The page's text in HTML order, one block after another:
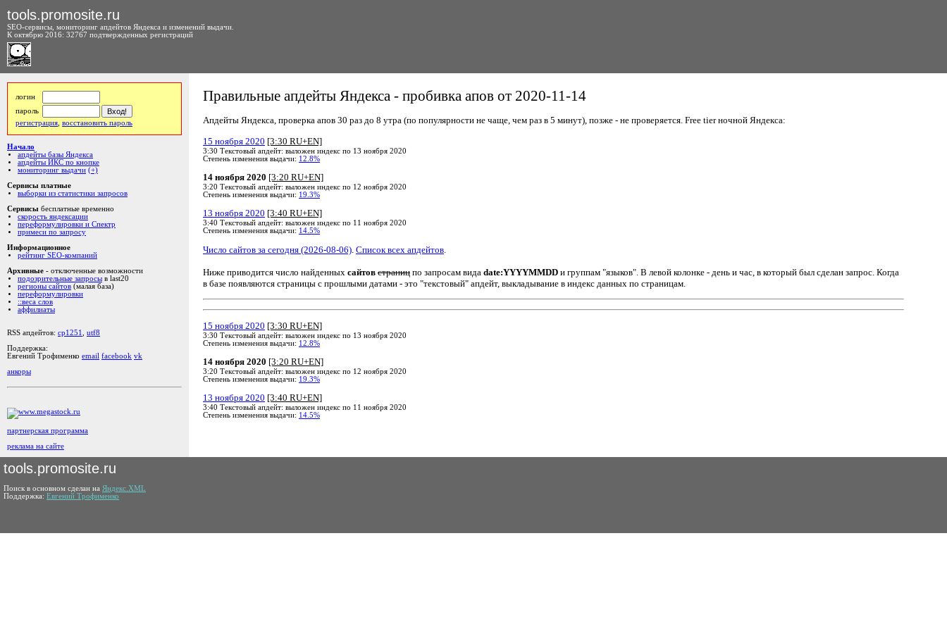
tools.promosite.ru
SEO-сервисы, мониторинг апдейтов Яндекса и изменений выдачи.
К октябрю 2016: 32767 подтвержденных регистраций
логин
пароль
регистрация восстановить пароль
Начало
апдейты базы Яндекса
апдейты ИКС по кнопке
мониторинг выдачи (+)
Сервисы платные
выборки из статистики запросов
Сервисы бесплатные временно
скорость яндексации
переформулировки и Спектр
примеси по запросу
Информационное
рейтинг SEO-компаний
Архивные - отключенные возможности
подозрительные запросы в last20
регионы сайтов (малая база)
переформулировки
::веса слов
аффилиаты
RSS апдейтов: cp1251
utf8
Поддержка:
Евгений Трофименко email facebook vk
анкоры
партнерская программа
реклама на сайте
Правильные апдейты Яндекса - пробивка апов от 2020-11-14
Апдейты Яндекса, проверка апов 30 раз до 8 утра (по популярности не чаще, чем раз в 5 минут), позже - не проверяется. Free tier ночной Яндекса:
15 ноября 2020 [3:30 RU+EN]
3:30 Текстовый апдейт: выложен индекс по 13 ноября 2020
Степень изменения выдачи: 12.8%
14 ноября 2020 [3:20 RU+EN]
3:20 Текстовый апдейт: выложен индекс по 12 ноября 2020
Степень изменения выдачи: 19.3%
13 ноября 2020 [3:40 RU+EN]
3:40 Текстовый апдейт: выложен индекс по 11 ноября 2020
Степень изменения выдачи: 14.5%
Число сайтов за сегодня (2026-08-06) Список всех апдейтов
Ниже приводится число найденных сайтов страниц по запросам вида date:YYYYMMDD и группам "языков". В левой колонке - день и час, в который был сделан запрос. Когда
в базе появляются страницы с прошлыми датами - это "текстовый" апдейт, выкладывание в индекс данных по страницам.
15 ноября 2020 [3:30 RU+EN]
3:30 Текстовый апдейт: выложен индекс по 13 ноября 2020
Степень изменения выдачи: 12.8%
14 ноября 2020 [3:20 RU+EN]
3:20 Текстовый апдейт: выложен индекс по 12 ноября 2020
Степень изменения выдачи: 19.3%
13 ноября 2020 [3:40 RU+EN]
3:40 Текстовый апдейт: выложен индекс по 11 ноября 2020
Степень изменения выдачи: 14.5%
tools.promosite.ru
Поиск в основном сделан на Яндекс.XML
Поддержка: Евгений Трофименко